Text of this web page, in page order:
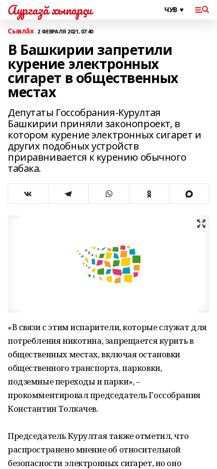
Аургазă хыпарçи
Сывлăх 2 ФЕВРАЛЯ 2021, 07:40
В Башкирии запретили
курение электронных
сигарет в общественных
местах
Депутаты Госсобрания-Курултая
Башкирии приняли законопроект, в
котором курение электронных сигарет и
других подобных устройств
приравнивается к курению обычного
табака.
«В связи с этим испарители, которые служат для
потребления никотина, запрещается курить в
общественных местах, включая остановки
общественного транспорта, парковки,
подземные переходы и парки», –
прокомментировал председатель Госсобрания
Константин Толкачев.
Председатель Курултая также отметил, что
распространено мнение об относительной
безопасности электронных сигарет, но оно